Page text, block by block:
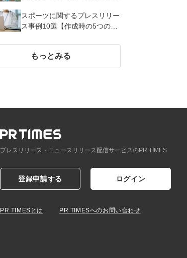
スポーツに関するプレスリリー
ス事例10選【作成時の5つのポ
もっとみる
プレスリリース・ニュースリリース配信サービスのPR TIMES
登録申請する ログイン
PR TIMESとは PR TIMESへのお問い合わせ